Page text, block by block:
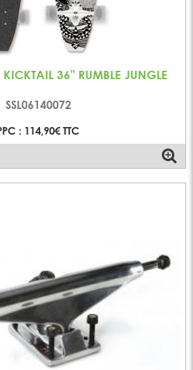
36" RUMBLE JUNGLE
SSL06140072
: 114,90€ TTC